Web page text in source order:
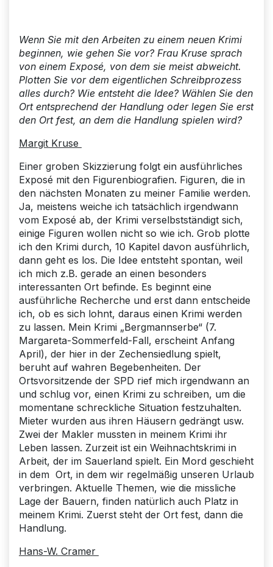
Wenn Sie mit den Arbeiten zu einem neuen Krimi
beginnen, wie gehen Sie vor? Frau Kruse sprach
von einem Exposé, von dem sie meist abweicht.
Plotten Sie vor dem eigentlichen Schreibprozess
alles durch? Wie entsteht die Idee? Wählen Sie den
Ort entsprechend der Handlung oder legen Sie erst
den Ort fest, an dem die Handlung spielen wird?
Margit Kruse
Einer groben Skizzierung folgt ein ausführliches
Exposé mit den Figurenbiografien. Figuren, die in
den nächsten Monaten zu meiner Familie werden.
Ja, meistens weiche ich tatsächlich irgendwann
vom Exposé ab, der Krimi verselbstständigt sich,
einige Figuren wollen nicht so wie ich. Grob plotte
ich den Krimi durch, 10 Kapitel davon ausführlich,
dann geht es los. Die Idee entsteht spontan, weil
ich mich z.B. gerade an einen besonders
interessanten Ort befinde. Es beginnt eine
ausführliche Recherche und erst dann entscheide
ich, ob es sich lohnt, daraus einen Krimi werden
zu lassen. Mein Krimi „Bergmannserbe“ (7.
Margareta-Sommerfeld-Fall, erscheint Anfang
April), der hier in der Zechensiedlung spielt,
beruht auf wahren Begebenheiten. Der
Ortsvorsitzende der SPD rief mich irgendwann an
und schlug vor, einen Krimi zu schreiben, um die
momentane schreckliche Situation festzuhalten.
Mieter wurden aus ihren Häusern gedrängt usw.
Zwei der Makler mussten in meinem Krimi ihr
Leben lassen. Zurzeit ist ein Weihnachtskrimi in
Arbeit, der im Sauerland spielt. Ein Mord geschieht
in dem Ort, in dem wir regelmäßig unseren Urlaub
verbringen. Aktuelle Themen, wie die missliche
Lage der Bauern, finden natürlich auch Platz in
meinem Krimi. Zuerst steht der Ort fest, dann die
Handlung.
Hans-W. Cramer